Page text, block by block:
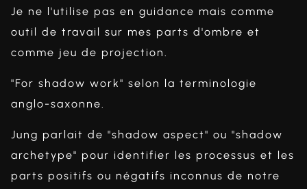
Je ne l'utilise pas en guidance mais comme
outil de travail sur mes parts d'ombre et
comme jeu de projection.
"For shadow work" selon la terminologie
anglo-saxonne.
Jung parlait de "shadow aspect" ou "shadow
archetype" pour identifier les processus et les
parts positifs ou négatifs inconnus de notre